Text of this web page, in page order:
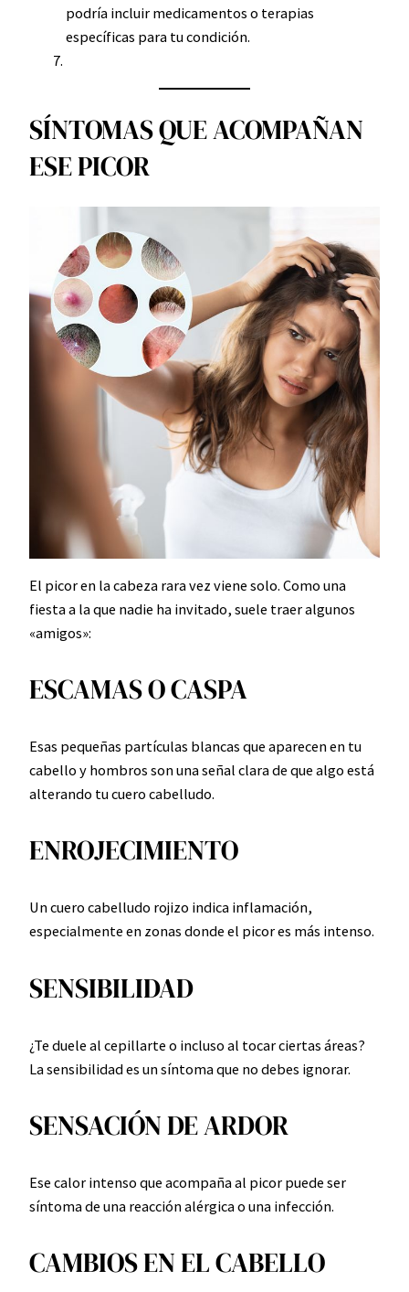
podría incluir medicamentos o terapias
específicas para tu condición.
SÍNTOMAS QUE ACOMPAÑAN
ESE PICOR
El picor en la cabeza rara vez viene solo. Como una
fiesta a la que nadie ha invitado, suele traer algunos
«amigos»:
ESCAMAS O CASPA
Esas pequeñas partículas blancas que aparecen en tu
cabello y hombros son una señal clara de que algo está
alterando tu cuero cabelludo.
ENROJECIMIENTO
Un cuero cabelludo rojizo indica inflamación,
especialmente en zonas donde el picor es más intenso.
SENSIBILIDAD
¿Te duele al cepillarte o incluso al tocar ciertas áreas?
La sensibilidad es un síntoma que no debes ignorar.
SENSACIÓN DE ARDOR
Ese calor intenso que acompaña al picor puede ser
síntoma de una reacción alérgica o una infección.
CAMBIOS EN EL CABELLO